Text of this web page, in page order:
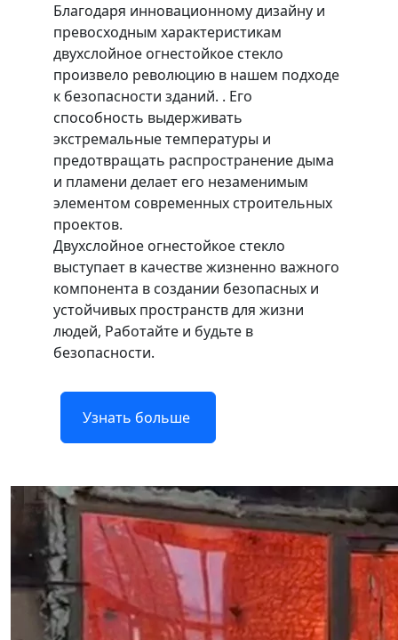
Благодаря инновационному дизайну и
превосходным характеристикам
двухслойное огнестойкое стекло
произвело революцию в нашем подходе
к безопасности зданий. . Его
способность выдерживать
экстремальные температуры и
предотвращать распространение дыма
и пламени делает его незаменимым
элементом современных строительных
проектов.
Двухслойное огнестойкое стекло
выступает в качестве жизненно важного
компонента в создании безопасных и
устойчивых пространств для жизни
людей, Работайте и будьте в
безопасности.
Узнать больше